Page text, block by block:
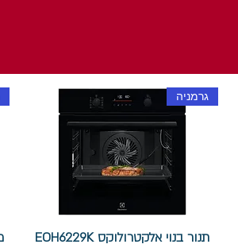
גרמניה
תנור בנוי אלקטרולוקס EOH6229K